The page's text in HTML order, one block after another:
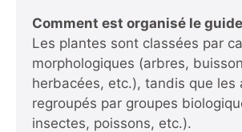
Comment est organisé le
Les plantes sont classées par
morphologiques (arbres,
herbacées, etc.), tandis que les
regroupés par groupes
insectes, poissons, etc.).